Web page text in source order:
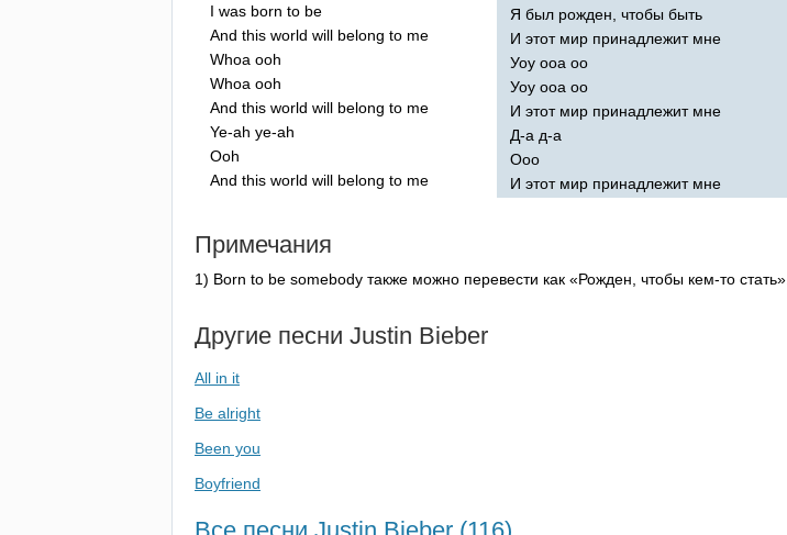
I was born to be
And this world will belong to me
Whoa ooh
Whoa ooh
And this world will belong to me
Ye-ah ye-ah
Ooh
And this world will belong to me
Я был рожден, чтобы быть
И этот мир принадлежит мне
Уоу ооа оо
Уоу ооа оо
И этот мир принадлежит мне
Д-а д-а
Ооо
И этот мир принадлежит мне
Примечания
1) Born to be somebody также можно перевести как «Рожден, чтобы кем-то стать».
Другие песни Justin Bieber
All in it
Be alright
Been you
Boyfriend